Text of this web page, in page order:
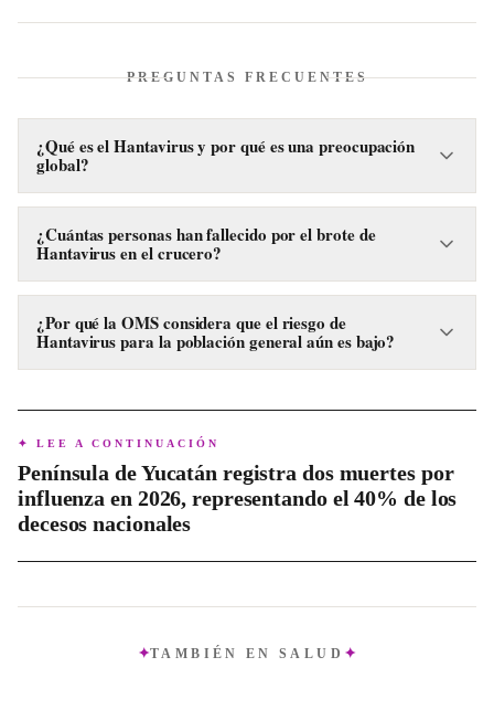
PREGUNTAS FRECUENTES
¿Qué es el Hantavirus y por qué es una preocupación
global?
El Hantavirus es un virus que puede causar síndrome
pulmonar, y la cepa del virus de los Andes detectada en este
brote es preocupante porque puede transmitirse entre
personas, además de por contacto con roedores.
¿Cuántas personas han fallecido por el brote de
Hantavirus en el crucero?
Hasta el 8 de mayo de 2026, se han confirmado tres
fallecimientos relacionados con el brote de Hantavirus en el
crucero MV Hondius.
¿Por qué la OMS considera que el riesgo de
Hantavirus para la población general aún es bajo?
mantiene que el riesgo es bajo si los países coordinan y
aplican medidas rápidas de salud pública para contener la
propagación.
✦ LEE A CONTINUACIÓN
Península de Yucatán registra dos muertes por
influenza en 2026, representando el 40% de los
decesos nacionales
TAMBIÉN ENSALUD